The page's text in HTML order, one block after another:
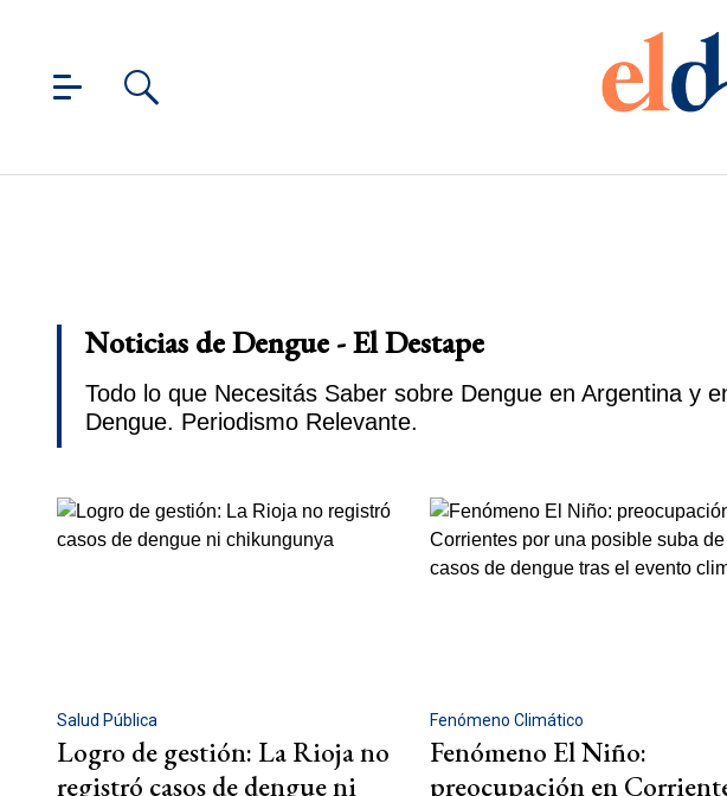
Noticias de Dengue - El Destape
Todo lo que Necesitás Saber sobre Dengue en Argentina y
Dengue. Periodismo Relevante.
Salud Pública
Logro de gestión: La Rioja no
registró casos de dengue ni
Fenómeno Climático
Fenómeno El Niño:
preocupación en